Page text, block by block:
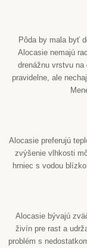
Pôda by mala byť
Alocasie nemajú
drenážnu vrstvu
pravidelne, ale
Alocasie preferujú
zvýšenie vlhkosti
hrniec s vodou
Alocasie bývajú
živín pre rast a
problém s